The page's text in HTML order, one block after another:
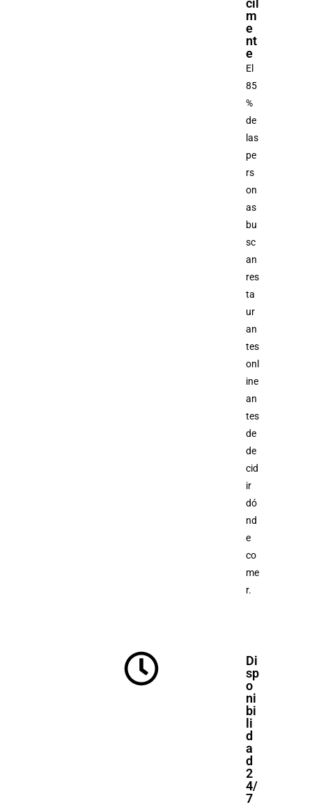
cil
m
e
nt
e
El
85
%
de
las
pe
rs
on
as
bu
sc
an
res
ta
ur
an
tes
onl
ine
an
tes
de
de
cid
ir
dó
nd
e
co
me
r.
Di
sp
o
ni
bi
li
d
a
d
2
4/
7